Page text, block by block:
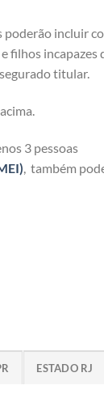
poderão incluir
filhos incapazes
titular.
3 pessoas
, também
ESTADO RJ